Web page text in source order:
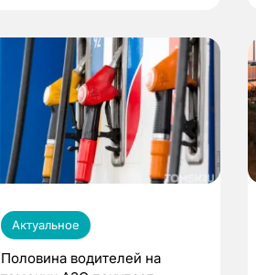
Актуальное
Половина водителей на